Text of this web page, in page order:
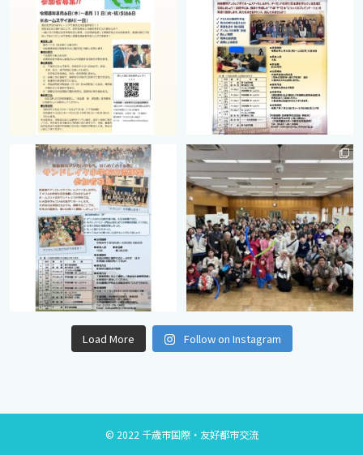
cts.international.friendship
8月 12
cts.international.friendship
8月 12
Load More Follow on Instagram
© 2022 千歳市国際・友好都市交流